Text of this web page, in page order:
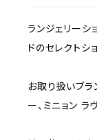
C75
NAVY
2000~
ランジェリーシ
ドのセレクトシ
お取り扱いブラ
ー、ミニョン ラ